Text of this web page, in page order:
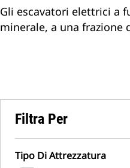
Gli escavatori elettrici a
minerale, a una frazione
Filtra Per
Tipo Di Attrezzatura